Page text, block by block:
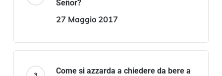
Señor?
27 Maggio 2017
Come si azzarda a chiedere da bere a